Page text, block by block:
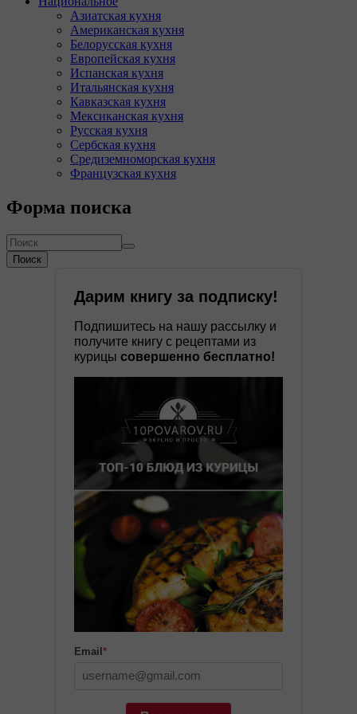
Азиатская кухня
Американская кухня
Белорусская кухня
Европейская кухня
Испанская кухня
Итальянская кухня
Кавказская кухня
Мексиканская кухня
Русская кухня
Сербская кухня
Средиземноморская кухня
Французская кухня
Форма поиска
Поиск
Дарим книгу за подписку!
Подпишитесь на нашу рассылку и
получите книгу с рецептами из
курицы совершенно бесплатно!
Email *